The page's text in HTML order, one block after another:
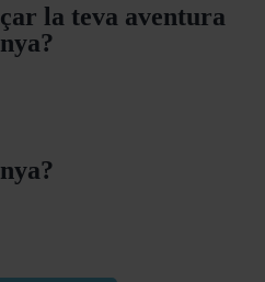
la teva aventura